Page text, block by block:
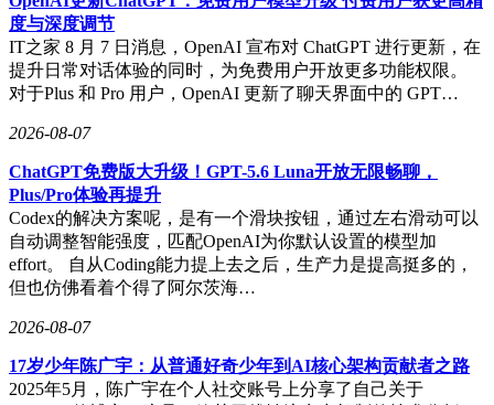
度与深度调节
IT之家 8 月 7 日消息，OpenAI 宣布对 ChatGPT 进行更新，在
提升日常对话体验的同时，为免费用户开放更多功能权限。
对于Plus 和 Pro 用户，OpenAI 更新了聊天界面中的 GPT…
2026-08-07
ChatGPT免费版大升级！GPT-5.6 Luna开放无限畅聊，
Plus/Pro体验再提升
Codex的解决方案呢，是有一个滑块按钮，通过左右滑动可以
自动调整智能强度，匹配OpenAI为你默认设置的模型加
effort。 自从Coding能力提上去之后，生产力是提高挺多的，
但也仿佛看着个得了阿尔茨海…
2026-08-07
17岁少年陈广宇：从普通好奇少年到AI核心架构贡献者之路
2025年5月，陈广宇在个人社交账号上分享了自己关于